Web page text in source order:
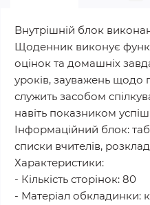
Внутрішній блок
Щоденник виконує
оцінок та домашніх
уроків, зауважень щодо
служить засобом
навіть показником
Інформаційний блок:
списки вчителів,
Характеристики:
- Кількість сторінок: 80
- Матеріал обкладинки: